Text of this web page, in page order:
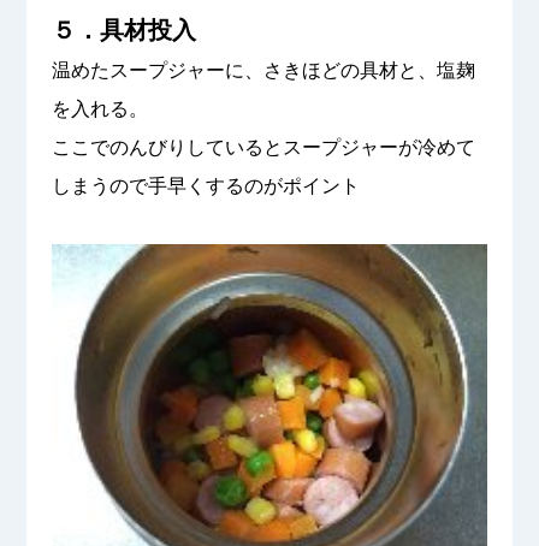
５．具材投入
温めたスープジャーに、さきほどの具材と、塩麹
を入れる。
ここでのんびりしているとスープジャーが冷めて
しまうので手早くするのがポイント